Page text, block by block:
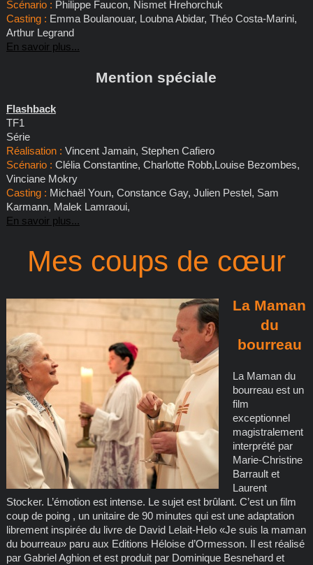
Scénario : Philippe Faucon, Nismet Hrehorchuk
Casting : Emma Boulanouar, Loubna Abidar, Théo Costa-Marini,
Arthur Legrand
En savoir plus...
Mention spéciale
Flashback
TF1
Série
Réalisation : Vincent Jamain, Stephen Cafiero
Scénario : Clélia Constantine, Charlotte Robb,Louise Bezombes,
Vinciane Mokry
Casting : Michaël Youn, Constance Gay, Julien Pestel, Sam
Karmann, Malek Lamraoui,
En savoir plus...
Mes coups de cœur
La Maman
du
bourreau
La Maman du
bourreau est un
film
exceptionnel
magistralement
interprété par
Marie-Christine
Barrault et
Laurent
Stocker. L’émotion est intense. Le sujet est brûlant. C’est un film
coup de poing , un unitaire de 90 minutes qui est une adaptation
librement inspirée du livre de David Lelait-Helo «Je suis la maman
du bourreau» paru aux Editions Héloise d’Ormesson. Il est réalisé
par Gabriel Aghion et est produit par Dominique Besnehard et